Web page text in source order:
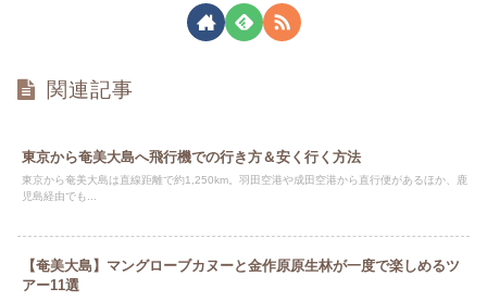
関連記事
東京から奄美大島へ飛行機での行き方＆安く行く方法
東京から奄美大島は直線距離で約1,250km。羽田空港や成田空港から直行便があるほか、鹿
児島経由でも...
【奄美大島】マングローブカヌーと金作原原生林が一度で楽しめるツ
アー11選